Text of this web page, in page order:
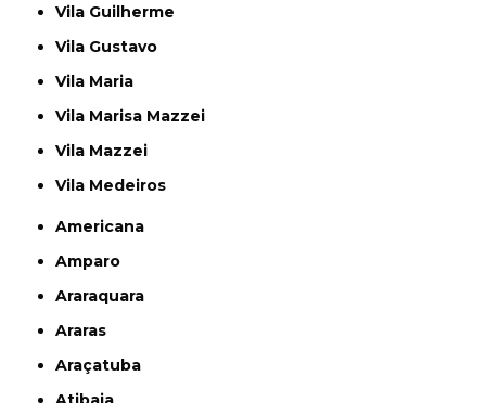
Vila Guilherme
Vila Gustavo
Vila Maria
Vila Marisa Mazzei
Vila Mazzei
Vila Medeiros
Americana
Amparo
Araraquara
Araras
Araçatuba